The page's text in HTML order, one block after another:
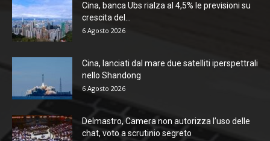
Cina, banca Ubs rialza al 4,5% le previsioni su
crescita del...
6 Agosto 2026
Cina, lanciati dal mare due satelliti iperspettrali
nello Shandong
6 Agosto 2026
Delmastro, Camera non autorizza l’uso delle
chat, voto a scrutinio segreto